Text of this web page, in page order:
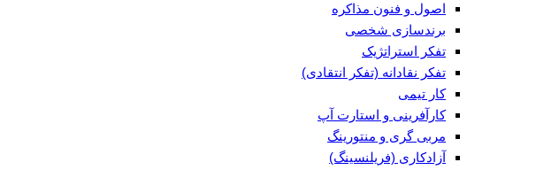
اصول و فنون مذاکره
برندسازی شخصی
تفکر استراتژیک
تفکر نقادانه (تفکر انتقادی)
کار تیمی
کارآفرینی و استارت آپ
مربی گری و منتورینگ
آزادکاری (فریلنسینگ)